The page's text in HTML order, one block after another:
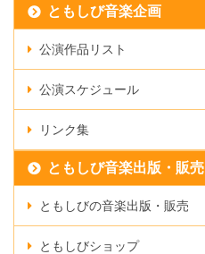
ともしび音楽企画
公演作品リスト
公演スケジュール
リンク集
ともしび音楽出版・販売
ともしびの音楽出版・販売
ともしびショップ